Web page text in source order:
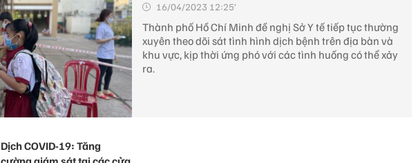
16/04/2023 12:25’
Thành phố Hồ Chí Minh đề nghị Sở Y tế tiếp tục thường
xuyên theo dõi sát tình hình dịch bệnh trên địa bàn và
khu vực, kịp thời ứng phó với các tình huống có thể xảy
ra.
Dịch COVID-19: Tăng